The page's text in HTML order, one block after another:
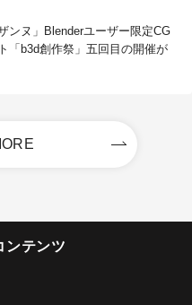
ンヌ」Blenderユーザー限定CG
「b3d創作祭」五回目の開催が
ンテンツ